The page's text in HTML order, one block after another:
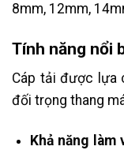
8mm, 12mm,
Tính năng nổi
Cáp tải được lựa
đối trọng thang
Khả năng